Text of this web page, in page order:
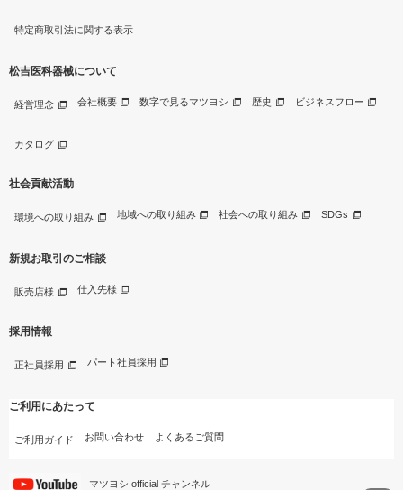
特定商取引法に関する表示
松吉医科器械について
経営理念 会社概要 数字で見るマツヨシ 歴史 ビジネスフロー
カタログ
社会貢献活動
環境への取り組み 地域への取り組み 社会への取り組み SDGs
新規お取引のご相談
販売店様 仕入先様
採用情報
正社員採用 パート社員採用
ご利用にあたって
ご利用ガイド お問い合わせ よくあるご質問
マツヨシ official チャンネル